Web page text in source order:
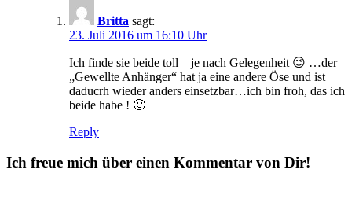
Britta sagt:
23. Juli 2016 um 16:10 Uhr
Ich finde sie beide toll – je nach Gelegenheit 😉 …der
„Gewellte Anhänger“ hat ja eine andere Öse und ist
daducrh wieder anders einsetzbar…ich bin froh, das ich
beide habe ! 🙂
Reply
Ich freue mich über einen Kommentar von Dir!